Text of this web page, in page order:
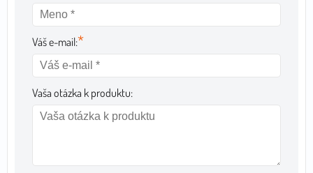
Váš e-mail:*
Vaša otázka k produktu: